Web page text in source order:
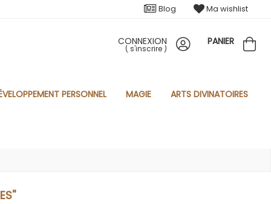
CONNEXION
( s'inscrire )
PANIER
PERSONNEL MAGIE ARTS DIVINATOIRES
Blog Ma wishlist